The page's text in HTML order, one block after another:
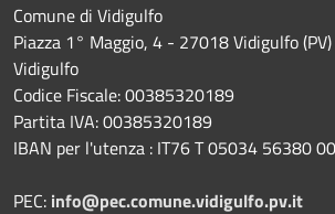
Comune di Vidigulfo
Piazza 1° Maggio, 4 - 27018 Vidigulfo
Vidigulfo
Codice Fiscale: 00385320189
Partita IVA: 00385320189
IBAN per l'utenza : IT76 T 05034 56380
PEC: info@pec.comune.vidigulfo.pv.it